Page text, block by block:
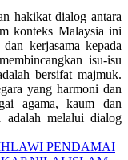
hakikat dialog antara
konteks Malaysia ini
kerjasama kepada
isu-isu
bersifat majmuk.
yang harmoni dan
agama, kaum dan
adalah melalui dialog
PENDAMAI